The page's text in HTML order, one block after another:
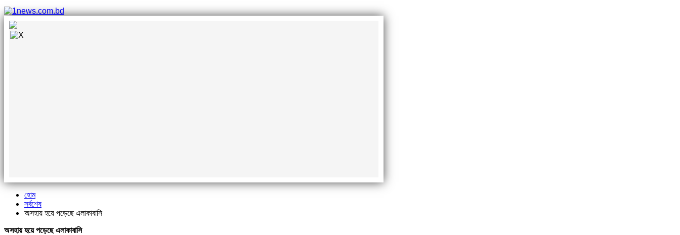
হোম
সর্বশেষ
অসহায় হয়ে পড়েছে এলাকাবাসি
অসহায় হয়ে পড়েছে এলাকাবাসি